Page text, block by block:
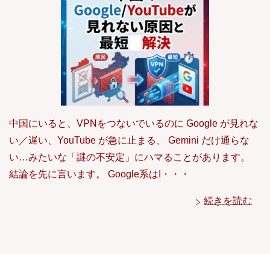
中国にいると、VPNをつないでいるのに Google が見れな
い／遅い、YouTube が急に止まる、 Gemini だけ通らな
い…みたいな「謎の不安定」にハマることがあります。
結論を先に言います。 Google系はI・・・
続きを読む